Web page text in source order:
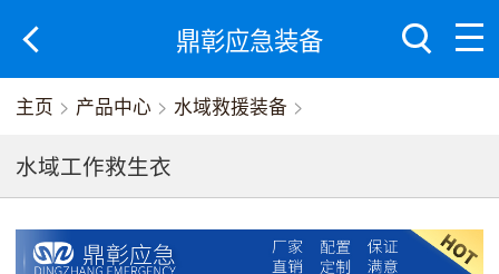
鼎彰应急装备
主页 > 产品中心 > 水域救援装备 >
水域工作救生衣